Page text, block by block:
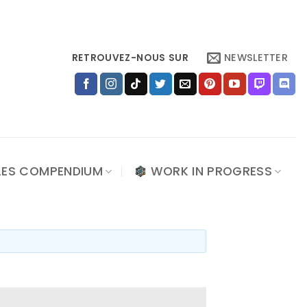
RETROUVEZ-NOUS SUR NEWSLETTER
COMPENDIUM WORK IN PROGRESS